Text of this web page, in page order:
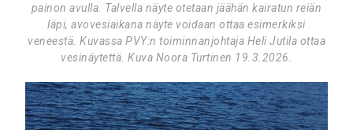
painon avulla. Talvella näyte otetaan jäähän kairatun reiän
läpi, avovesiaikana näyte voidaan ottaa esimerkiksi
veneestä. Kuvassa PVY:n toiminnanjohtaja Heli Jutila ottaa
vesinäytettä. Kuva Noora Turtinen 19.3.2026.